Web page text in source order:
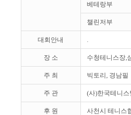
베테랑부
챌린저부
대회안내 .
장 소 수청테니스장,
주 최 빅토리, 경남필
주 관 (사)한국테니
후 원 사천시 테니스